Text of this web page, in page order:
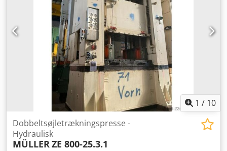
1 / 10
Dobbeltsøjletrækningspresse -
Hydraulisk
MÜLLERZE 800-25.3.1